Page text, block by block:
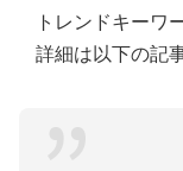
トレンドキーワ
詳細は以下の記